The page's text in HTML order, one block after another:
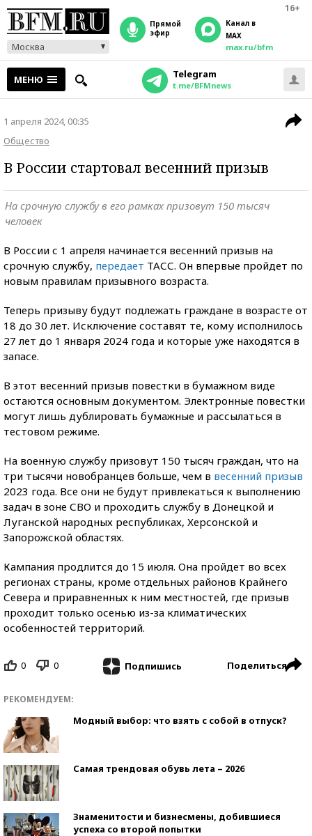
16+
Москва
прямой
эфир
Канал в
MAX
max.ru/bfm
МЕНЮ Telegram
t.me/BFMnews
1 апреля 2024, 00:35
Общество
В России стартовал весенний призыв
На срочную службу в его рамках призовут 150 тысяч
человек
В России с 1 апреля начинается весенний призыв на
срочную службу, передает ТАСС. Он впервые пройдет по
новым правилам призывного возраста.
Теперь призыву будут подлежать граждане в возрасте от
18 до 30 лет. Исключение составят те, кому исполнилось
27 лет до 1 января 2024 года и которые уже находятся в
запасе.
В этот весенний призыв повестки в бумажном виде
остаются основным документом. Электронные повестки
могут лишь дублировать бумажные и рассылаться в
тестовом режиме.
На военную службу призовут 150 тысяч граждан, что на
три тысячи новобранцев больше, чем в весенний призыв
2023 года. Все они не будут привлекаться к выполнению
задач в зоне СВО и проходить службу в Донецкой и
Луганской народных республиках, Херсонской и
Запорожской областях.
Кампания продлится до 15 июля. Она пройдет во всех
регионах страны, кроме отдельных районов Крайнего
Севера и приравненных к ним местностей, где призыв
проходит только осенью из-за климатических
особенностей территорий.
0 0 Подпишись Поделиться
РЕКОМЕНДУЕМ:
Модный выбор: что взять с собой в отпуск?
Самая трендовая обувь лета – 2026
Знаменитости и бизнесмены, добившиеся
успеха со второй попытки